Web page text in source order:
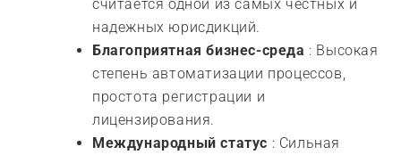
считается одной из самых честных и
надежных юрисдикций.
Благоприятная бизнес-среда : Высокая
степень автоматизации процессов,
простота регистрации и
лицензирования.
Международный статус : Сильная